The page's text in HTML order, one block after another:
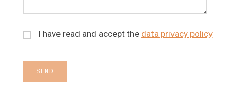
I have read and accept the data privacy policy
SEND